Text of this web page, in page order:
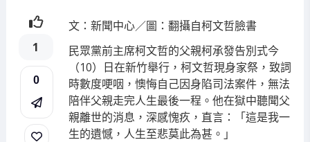
1
0
文：新聞中心／圖：翻攝自柯文哲臉書
民眾黨前主席柯文哲的父親柯承發告別式今
（10）日在新竹舉行，柯文哲現身家祭，致詞
時數度哽咽，懊悔自己因身陷司法案件，無法
陪伴父親走完人生最後一程。他在獄中聽聞父
親離世的消息，深感愧疚，直言：「這是我一
生的遺憾，人生至悲莫此為甚。」